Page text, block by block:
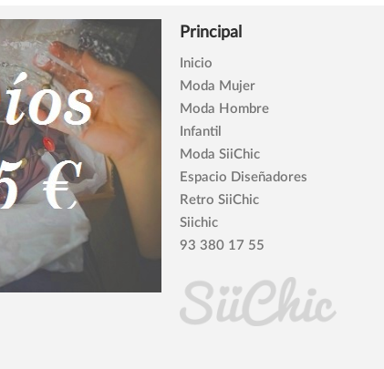
Principal
Inicio
Moda Mujer
Moda Hombre
Infantil
Moda SiiChic
Espacio Diseñadores
Retro SiiChic
Siichic
93 380 17 55